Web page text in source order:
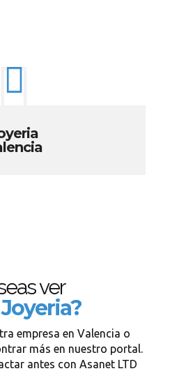
ver
Joyeria?
empresa en Valencia o
más en nuestro portal.
antes con Asanet LTD